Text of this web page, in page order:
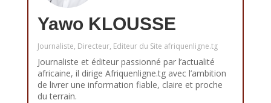
Yawo KLOUSSE
Journaliste, Directeur, Editeur du Site afriquenligne.tg
Journaliste et éditeur passionné par l’actualité
africaine, il dirige Afriquenligne.tg avec l’ambition
de livrer une information fiable, claire et proche
du terrain.